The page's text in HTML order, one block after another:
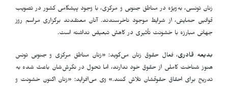
زنان تونسی، به‌ویژه در مناطق جنوبی و مرکزی، با وجود پیشگامی کشور در تصویب
قوانین حمایتی، از شرایط موجود ناخرسندند. آنان معتقدند برگزاری مراسم روز
جهانی مبارزه با خشونت تأثیری در کاهش تبعیض نداشته است.
بدیعه قادری، فعال حقوق زنان می‌گوید: «زنان مناطق مرکزی و جنوبی تونس
هنوز شناخت کاملی از حقوق خود ندارند، اما تحول در نگرش‌شان باعث شده به
تدریج برای احقاق حقوقشان تلاش کنند.» وی می‌افزاید: «زنان اکنون خشونت و